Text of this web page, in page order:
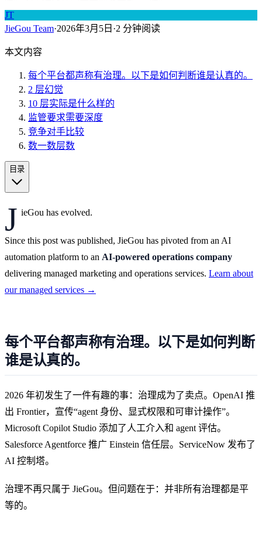
JT
JieGou Team·2026年3月5日 ·2 分钟阅读
本文内容
每个平台都声称有治理。以下是如何判断谁是认真的。
2 层幻觉
10 层实际是什么样的
监管要求需要深度
竞争对手比较
数一数层数
目录
J ieGou has evolved.
Since this post was published, JieGou has pivoted from an AI
automation platform to an AI-powered operations company
delivering managed marketing and operations services. Learn about
our managed services →
每个平台都声称有治理。以下是如何判断
谁是认真的。
2026 年初发生了一件有趣的事：治理成为了卖点。OpenAI 推
出 Frontier，宣传“agent 身份、显式权限和可审计操作”。
Microsoft Copilot Studio 添加了人工介入和 agent 评估。
Salesforce Agentforce 推广 Einstein 信任层。ServiceNow 发布了
AI 控制塔。
治理不再只属于 JieGou。但问题在于：并非所有治理都是平
等的。